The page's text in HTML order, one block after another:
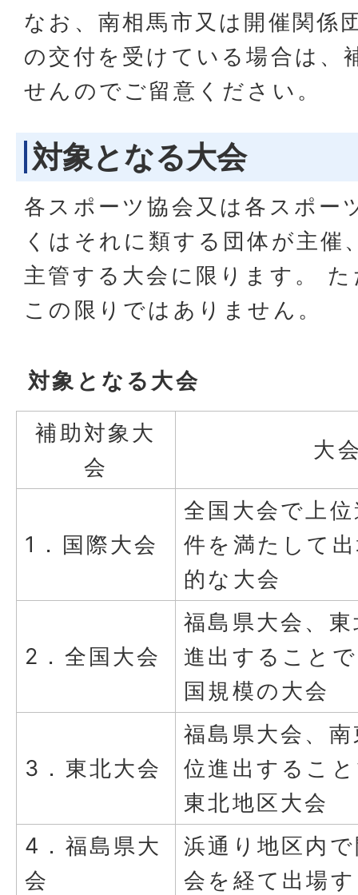
なお、南相馬市又は開催関係
の交付を受けている場合は、
せんのでご留意ください。
対象となる大会
各スポーツ協会又は各スポー
くはそれに類する団体が主催
主管する大会に限ります。
この限りではありません。
対象となる大会
補助対象大
会
大
1．国際大会
全国大会で上
件を満たして
的な大会
2．全国大会
福島県大会、
進出すること
国規模の大会
3．東北大会
福島県大会、
位進出するこ
東北地区大会
4．福島県大
会
浜通り地区内
会を経て出場